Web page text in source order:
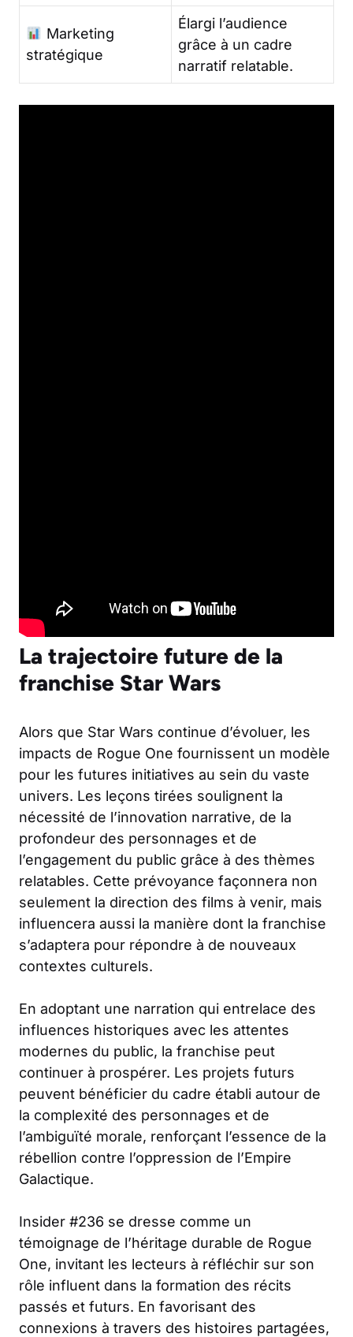
Marketing
stratégique
Élargi l’audience
grâce à un cadre
narratif relatable.
La trajectoire future de la
franchise Star Wars
Alors que Star Wars continue d’évoluer, les
impacts de Rogue One fournissent un modèle
pour les futures initiatives au sein du vaste
univers. Les leçons tirées soulignent la
nécessité de l’innovation narrative, de la
profondeur des personnages et de
l’engagement du public grâce à des thèmes
relatables. Cette prévoyance façonnera non
seulement la direction des films à venir, mais
influencera aussi la manière dont la franchise
s’adaptera pour répondre à de nouveaux
contextes culturels.
En adoptant une narration qui entrelace des
influences historiques avec les attentes
modernes du public, la franchise peut
continuer à prospérer. Les projets futurs
peuvent bénéficier du cadre établi autour de
la complexité des personnages et de
l’ambiguïté morale, renforçant l’essence de la
rébellion contre l’oppression de l’Empire
Galactique.
Insider #236 se dresse comme un
témoignage de l’héritage durable de Rogue
One, invitant les lecteurs à réfléchir sur son
rôle influent dans la formation des récits
passés et futurs. En favorisant des
connexions à travers des histoires partagées,